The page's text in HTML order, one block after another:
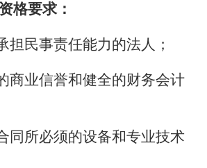
格要求：
担民事责任能力的法人；
商业信誉和健全的财务会计
同所必须的设备和专业技术